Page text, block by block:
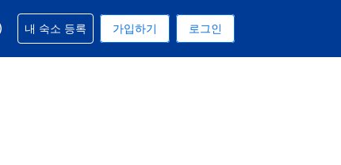
통화는 대한민국 원입니다
현재 선택된 언어는 한국어입니다
예약과 관련해 도움을 받으실 수 있습니다
내 숙소 등록 가입하기 로그인